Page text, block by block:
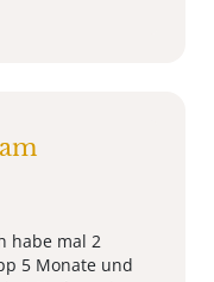
habe mal 2
5 Monate und